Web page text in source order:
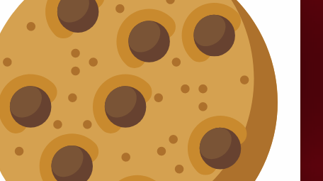
Oplossingen
Rolstoelbussen
Vacatures
Werken bij Tribus